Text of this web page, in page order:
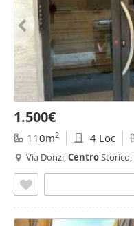
1.500€
110m2 4 Loc
Via Donzi,CentroStorico,